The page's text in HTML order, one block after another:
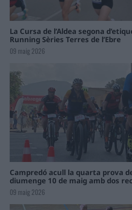
La Cursa de l’Aldea segona
Running Sèries Terres de l’Ebre
09 maig 2026
Campredó acull la quarta prova
diumenge 10 de maig amb dos
09 maig 2026